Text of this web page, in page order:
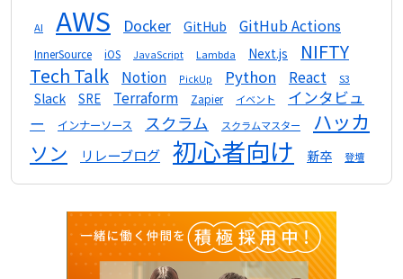
AI AWS Docker GitHub GitHub Actions
InnerSource iOS JavaScript Lambda Next.js
NIFTY
Tech Talk
Notion PickUp Python React S3
Slack SRE Terraform Zapier イベント
インタビュ
ー
インナーソース スクラム スクラムマスター
ハッカ
ソン
リレーブログ 初心者向け 新卒 登壇